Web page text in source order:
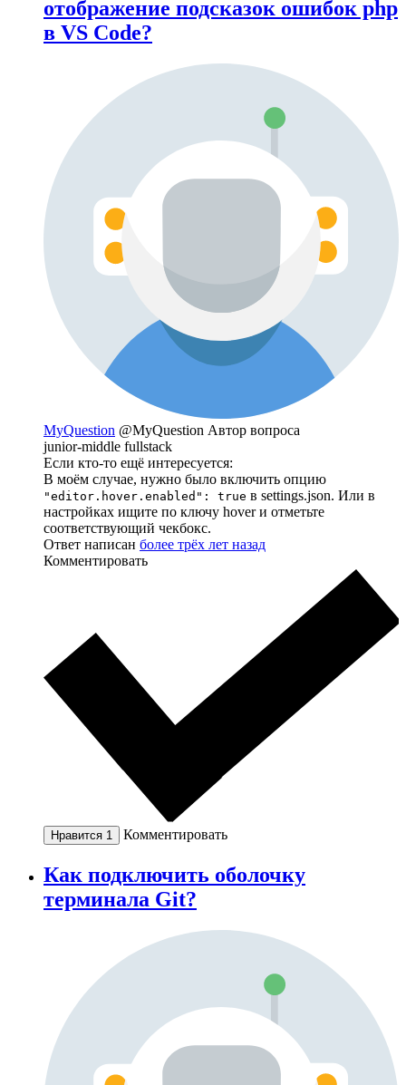
отображение подсказок ошибок php
в VS Code?
MyQuestion @MyQuestion Автор вопроса
junior-middle fullstack
Если кто-то ещё интересуется:
В моём случае, нужно было включить опцию
"editor.hover.enabled": true в settings.json. Или в
настройках ищите по ключу hover и отметьте
соответствующий чекбокс.
Ответ написан более трёх лет назад
Комментировать
Нравится 1 Комментировать
Как подключить оболочку
терминала Git?